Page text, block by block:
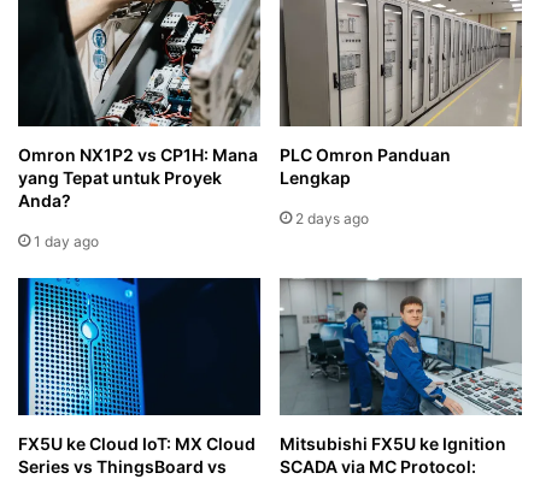
Omron NX1P2 vs CP1H: Mana
yang Tepat untuk Proyek
Anda?
1 day ago
PLC Omron Panduan
Lengkap
2 days ago
FX5U ke Cloud IoT: MX Cloud
Series vs ThingsBoard vs
Mitsubishi FX5U ke Ignition
SCADA via MC Protocol: